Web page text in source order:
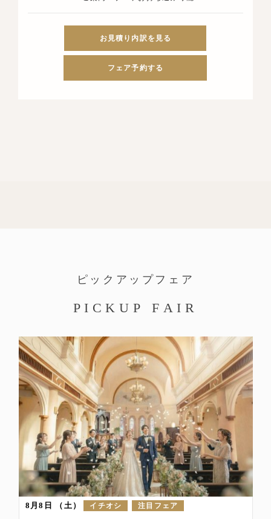
お見積り内訳を見る
フェア予約する
ピックアップフェア
P I CKU P F A I R
8月8日 （土） イチオシ 注目フェア